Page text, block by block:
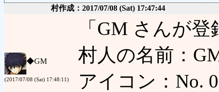
村作成：2017/07/08 (Sat) 17:47:44
◆GM
(2017/07/08 (Sat) 17:48:11)
「GM さんが
村人の名前：
アイコン：No.